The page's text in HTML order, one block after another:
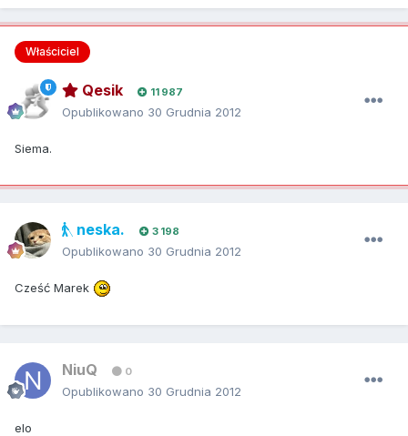
Właściciel
Qesik 11 987
Opublikowano 30 Grudnia 2012
Siema.
neska. 3 198
Opublikowano 30 Grudnia 2012
Cześć Marek
NiuQ 0
Opublikowano 30 Grudnia 2012
elo